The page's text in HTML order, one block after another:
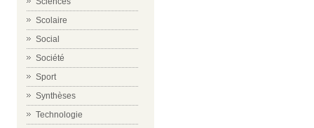
Scolaire
Social
Société
Sport
Synthèses
Technologie